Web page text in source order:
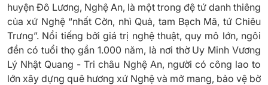
huyện Đô Lương, Nghệ An, là một trong đệ tứ danh thiêng
của xứ Nghệ “nhất Cờn, nhì Quả, tam Bạch Mã, tứ Chiêu
Trưng”. Nổi tiếng bởi giá trị nghệ thuật, quy mô lớn, ngôi
đền có tuổi thọ gần 1.000 năm, là nơi thờ Uy Minh Vương
Lý Nhật Quang - Tri châu Nghệ An, người có công lao to
lớn xây dựng quê hương xứ Nghệ và mở mang, bảo vệ bờ